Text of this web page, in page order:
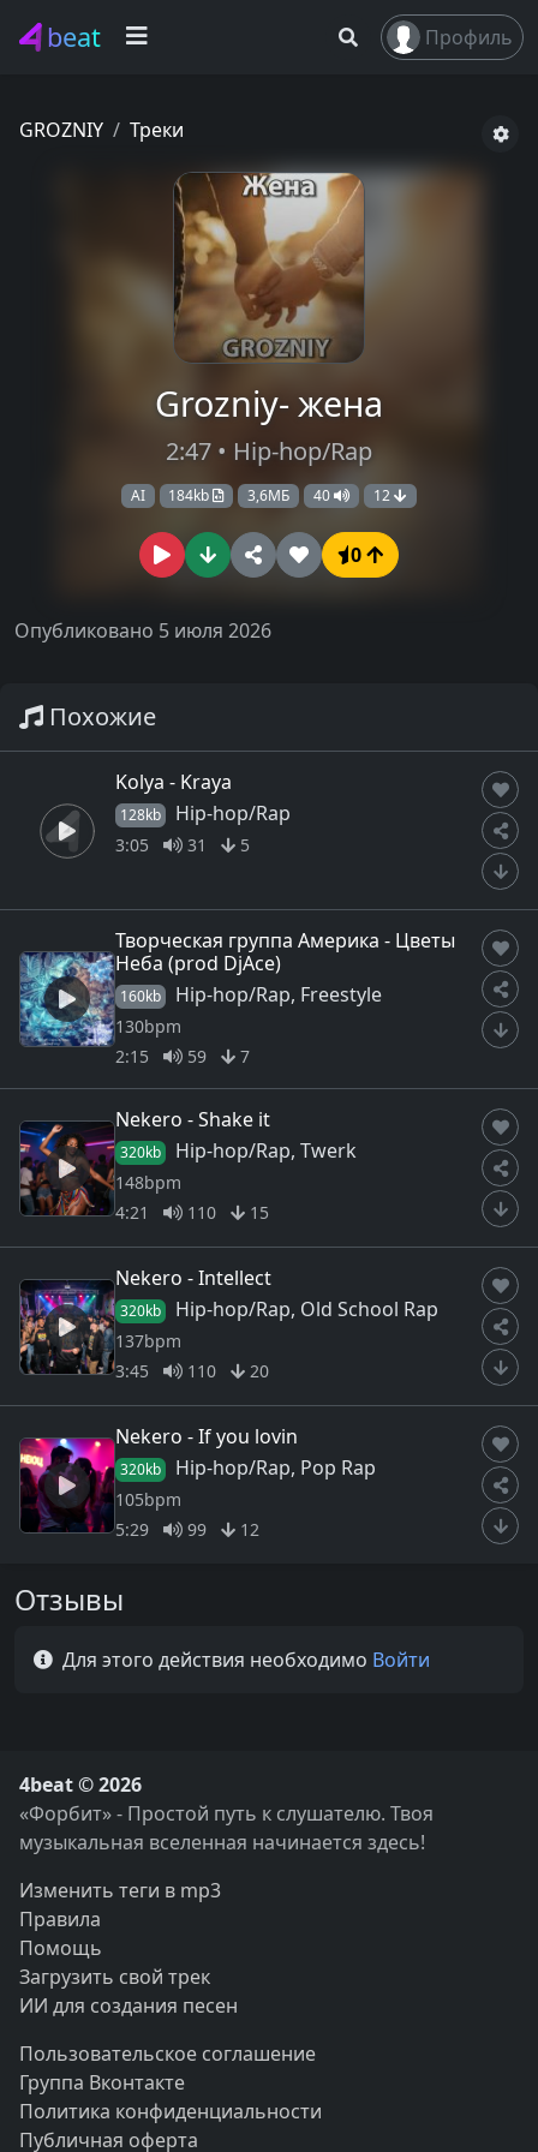
beat Профиль
GROZNIY Треки
Grozniy- жена
2:47 • Hip-hop/Rap
AI 184kb 3,6МБ 40 12
0
Опубликовано 5 июля 2026
Похожие
Kolya - Kraya
128kb Hip-hop/Rap
3:05 31 5
Творческая группа Америка - Цветы
Неба (prod DjAce)
160kb Hip-hop/Rap, Freestyle
130bpm
2:15
59 7
Nekero - Shake it
320kb Hip-hop/Rap, Twerk
148bpm
4:21
110 15
Nekero - Intellect
320kb Hip-hop/Rap, Old School Rap
137bpm
3:45
110 20
Nekero - If you lovin
320kb Hip-hop/Rap, Pop Rap
105bpm
5:29
99 12
Отзывы
Для этого действия необходимо Войти
4beat © 2026
«Форбит» - Простой путь к слушателю. Твоя
музыкальная вселенная начинается здесь!
Изменить теги в mp3
Правила
Помощь
Загрузить свой трек
ИИ для создания песен
Пользовательское соглашение
Группа Вконтакте
Политика конфиденциальности
Публичная оферта